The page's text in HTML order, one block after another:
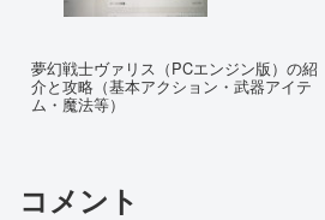
夢幻戦士ヴァリス（PCエンジン版）の紹
介と攻略（基本アクション・武器アイテ
ム・魔法等）
コメント